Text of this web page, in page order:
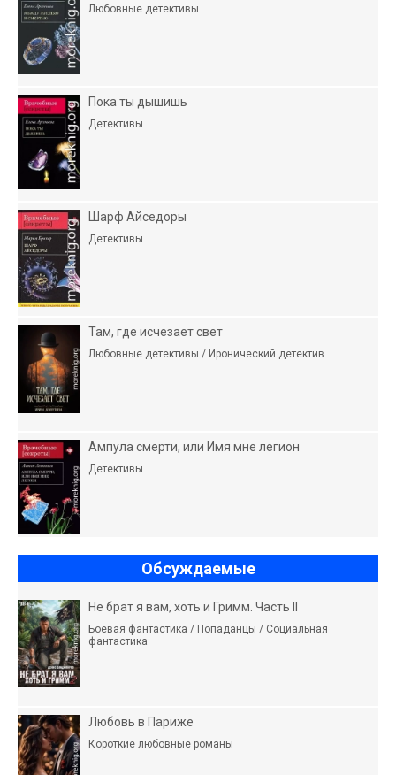
Любовные детективы
Пока ты дышишь
Детективы
Шарф Айседоры
Детективы
Там, где исчезает свет
Любовные детективы / Иронический детектив
Ампула смерти, или Имя мне легион
Детективы
Обсуждаемые
Не брат я вам, хоть и Гримм. Часть II
Боевая фантастика / Попаданцы / Социальная
фантастика
Любовь в Париже
Короткие любовные романы